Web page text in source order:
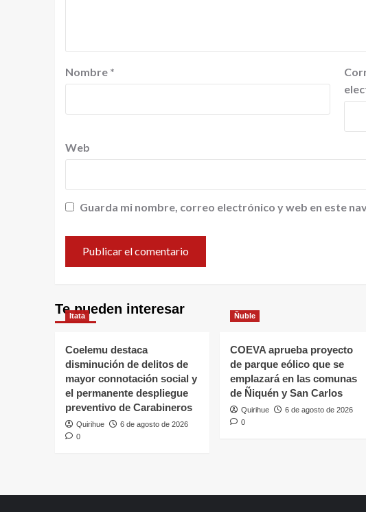
Nombre *
Web
Guarda mi nombre, correo electrónico y web en este
Te pueden interesar
Itata
Coelemu destaca
disminución de delitos de
mayor connotación social y
el permanente despliegue
preventivo de Carabineros
Quirihue
6 de agosto de 2026
0
Ñuble
COEVA aprueba proyecto
de parque eólico que se
emplazará en las comunas
de Ñiquén y San Carlos
Quirihue
6 de agosto de 2026
0